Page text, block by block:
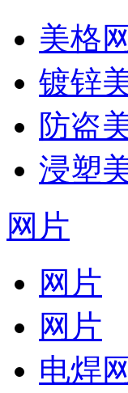
美格
镀锌
防盗
浸塑
网片
网片
网片
电焊